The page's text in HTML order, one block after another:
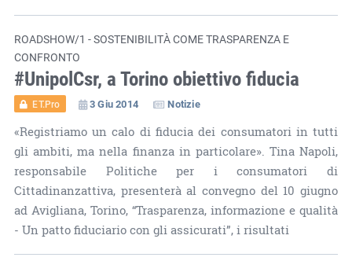
ROADSHOW/1 - SOSTENIBILITÀ COME TRASPARENZA E
CONFRONTO
#UnipolCsr, a Torino obiettivo fiducia
ET.Pro 3 Giu 2014 Notizie
«Registriamo un calo di fiducia dei consumatori in tutti
gli ambiti, ma nella finanza in particolare». Tina Napoli,
responsabile Politiche per i consumatori di
Cittadinanzattiva, presenterà al convegno del 10 giugno
ad Avigliana, Torino, “Trasparenza, informazione e qualità
- Un patto fiduciario con gli assicurati”, i risultati